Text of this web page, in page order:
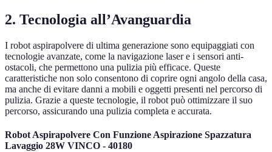
2. Tecnologia all’Avanguardia
I robot aspirapolvere di ultima generazione sono equipaggiati con
tecnologie avanzate, come la navigazione laser e i sensori anti-
ostacoli, che permettono una pulizia più efficace. Queste
caratteristiche non solo consentono di coprire ogni angolo della casa,
ma anche di evitare danni a mobili e oggetti presenti nel percorso di
pulizia. Grazie a queste tecnologie, il robot può ottimizzare il suo
percorso, assicurando una pulizia completa e accurata.
Robot Aspirapolvere Con Funzione Aspirazione Spazzatura
Lavaggio 28W VINCO - 40180